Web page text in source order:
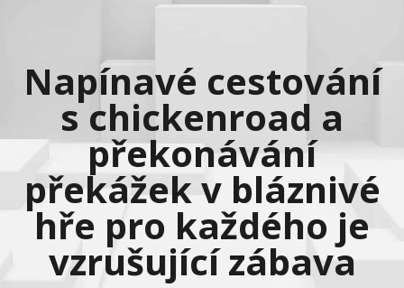
Napínavé cestování
s chickenroad a
překonávání
překážek v bláznivé
hře pro každého je
vzrušující zábava